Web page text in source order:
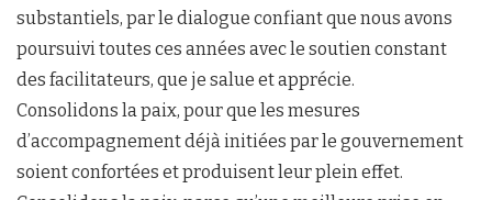
substantiels, par le dialogue confiant que nous avons
poursuivi toutes ces années avec le soutien constant
des facilitateurs, que je salue et apprécie.
Consolidons la paix, pour que les mesures
d’accompagnement déjà initiées par le gouvernement
soient confortées et produisent leur plein effet.